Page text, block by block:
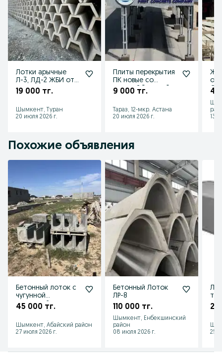
Лотки арычные
Л-3, ЛД-2 ЖБИ от
производителя
19 000 тг.
Шымкент, Туран
20 июля 2026 г.
Плиты перекрытия
ПК новые со
скидкой "оптом"
9 000 тг.
Тараз, 12-мкр. Астана
20 июля 2026 г.
СВ-
47
13
Похожие объявления
Бетонный лоток с
чугунной
решоткой
45 000 тг.
Шымкент, Абайский район
27 июля 2026 г.
Бетонный Лоток
ЛР-8
110 000 тг.
Шымкент, Енбекшинский
район
08 июля 2026 г.
22
25